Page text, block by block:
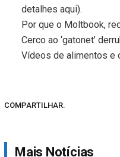
detalhes aqui).
Por que o Moltbook,
Cerco ao ‘gatonet’
Vídeos de alimentos e
COMPARTILHAR.
Mais Notícias